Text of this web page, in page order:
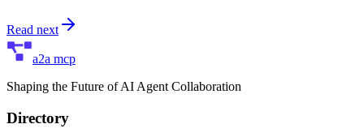
Read next
a2a mcp
Shaping the Future of AI Agent Collaboration
Directory